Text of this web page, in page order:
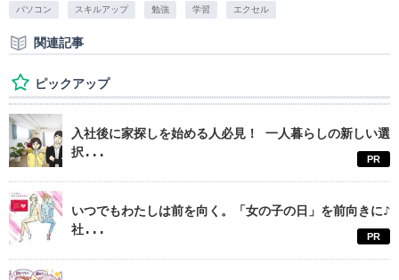
パソコン スキルアップ 勉強 学習 エクセル
関連記事
ピックアップ
入社後に家探しを始める人必見！ 一人暮らしの新しい選
択...
PR
いつでもわたしは前を向く。「女の子の日」を前向きに♪
社...
PR